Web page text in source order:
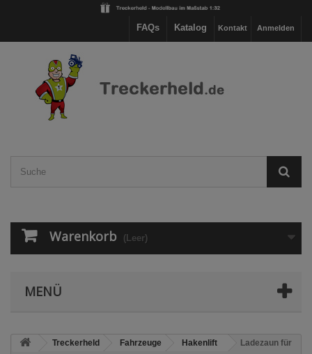
Anmelden
Kontakt
Katalog
FAQs
Warenkorb (Leer)
MENÜ
Treckerheld Fahrzeuge Hakenlift
Ladezaun für